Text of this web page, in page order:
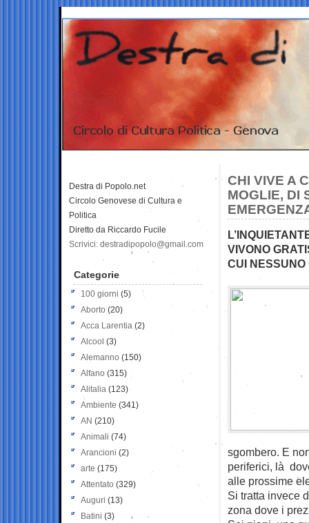
CHI VIVE A
MOGLIE, DI
VIVONO
CUI NESSUNO
sgombero. E
periferici, là
alle prossime
Si tratta invece
zona dove i
Destra di Popolo.net
Circolo Genovese di Cultura e
Politica
Diretto da Riccardo Fucile
Scrivici: destradipopolo@gmail.com
Categorie
100 giorni (5)
Aborto (20)
Acca Larentia (2)
Alcool (3)
Alemanno (150)
Alfano (315)
Alitalia (123)
Ambiente (341)
AN (210)
Animali (74)
Arancioni (2)
arte (175)
Attentato (329)
Auguri (13)
Batini (3)